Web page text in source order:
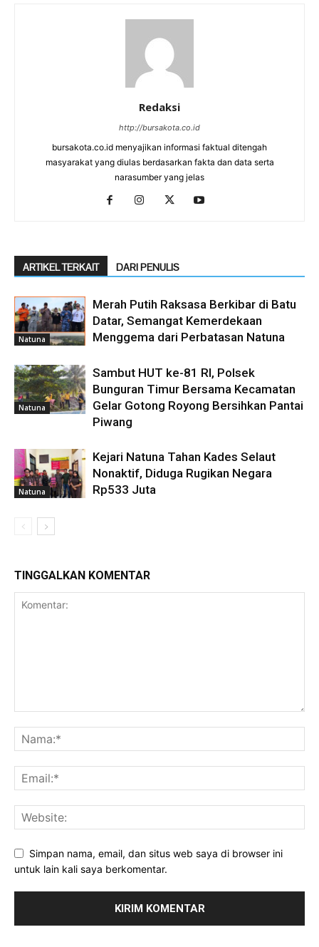
Redaksi
http://bursakota.co.id
bursakota.co.id menyajikan informasi faktual ditengah
masyarakat yang diulas berdasarkan fakta dan data serta
narasumber yang jelas
ARTIKEL TERKAIT DARI PENULIS
Natuna
Merah Putih Raksasa Berkibar di Batu
Datar, Semangat Kemerdekaan
Menggema dari Perbatasan Natuna
Natuna
Sambut HUT ke-81 RI, Polsek
Bunguran Timur Bersama Kecamatan
Gelar Gotong Royong Bersihkan Pantai
Piwang
Natuna
Kejari Natuna Tahan Kades Selaut
Nonaktif, Diduga Rugikan Negara
Rp533 Juta
TINGGALKAN KOMENTAR
Simpan nama, email, dan situs web saya di browser ini
untuk lain kali saya berkomentar.